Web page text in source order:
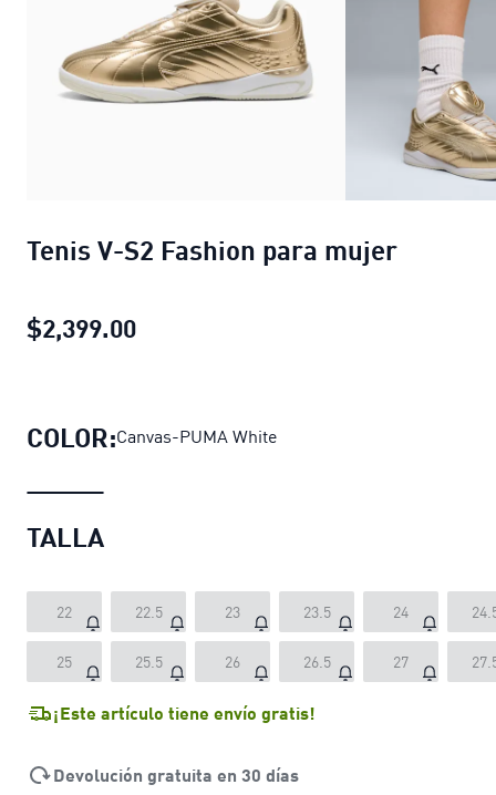
Tenis V-S2 Fashion para mujer
$2,399.00
COLOR:Canvas-PUMA White
TALLA
22 22.5 23 23.5 24
25 25.5 26 26.5 27
¡Este artículo tiene envío gratis!
Devolución gratuita en 30 días